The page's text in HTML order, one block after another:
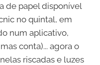
de papel disponível
no quintal, em
num aplicativo,
conta)... agora o
riscadas e luzes